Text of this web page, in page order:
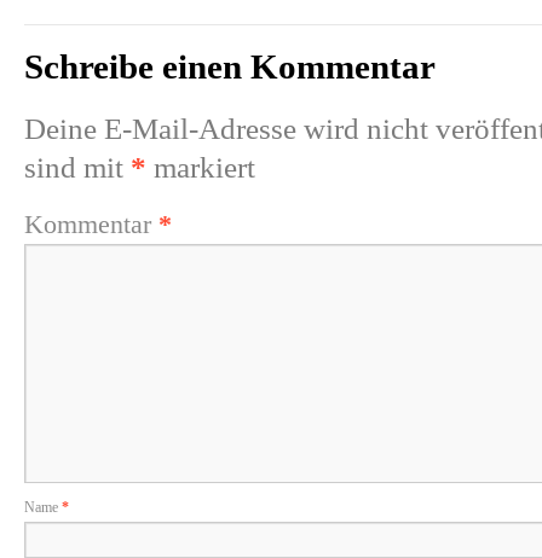
Schreibe einen Kommentar
Deine E-Mail-Adresse wird nicht
sind mit * markiert
Kommentar *
Name *